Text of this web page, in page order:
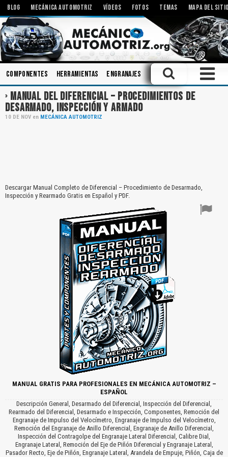
BLOG MECÁNICA AUTOMOTRIZ VÍDEOS FOTOS TEMAS MAPA DEL
Componentes Herramientas Engranajes Sistemas de Audio
MANUAL DEL DIFERENCIAL – PROCEDIMIENTOS DE
DESARMADO, INSPECCIÓN Y ARMADO
10 DE NOV en MECÁNICA AUTOMOTRIZ
Descargar Manual Completo de Diferencial – Procedimiento de Desarmado,
Inspección y Rearmado Gratis en Español y PDF.
MANUAL GRATIS PARA PROFESIONALES EN MECÁNICA AUTOMOTRIZ –
ESPAÑOL
Descripción General, Desarmado del Diferencial, Inspección del Diferencial,
Rearmado del Diferencial, Desarmado e Inspección, Componentes, Remoción del
Engranaje de Impulso del Velocímetro, Engranaje de Impulso del Velocímetro,
Remoción del Engranaje de Anillo Diferencial, Engranaje de Anillo Diferencial,
Inspección del Contragolpe del Engranaje Lateral Diferencial, Calibre Dial,
Engranaje Lateral, Remoción del Eje de Piñón Diferencial y Engranaje Lateral,
Pasador Recto, Eje de Piñón, Engranaje Lateral, Arandela de Empuje, Piñón, Caja de